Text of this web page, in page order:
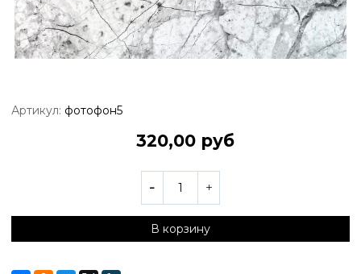
Артикул: фотофон5
320,00 руб
В корзину